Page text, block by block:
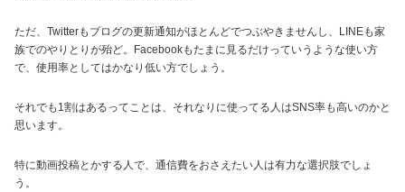
ただ、Twitterもブログの更新通知がほとんどでつぶやきませんし、LINEも家
族でのやりとりが殆ど。Facebookもたまに見るだけっていうような使い方
で、使用率としてはかなり低い方でしょう。
それでも1割はあるってことは、それなりに使ってる人はSNS率も高いのかと
思います。
特に動画投稿とかする人で、通信費をおさえたい人は有力な選択肢でしょ
う。